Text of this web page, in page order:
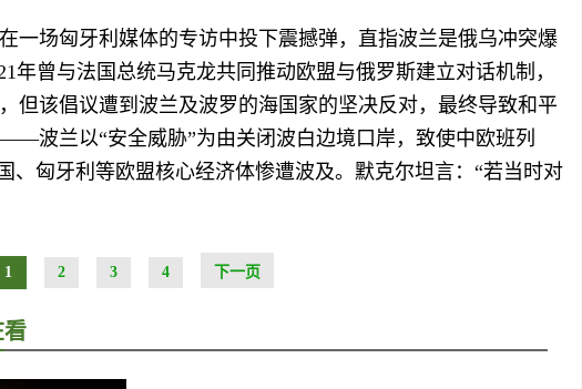
一场匈牙利媒体的专访中投下震撼弹，直指波兰是俄乌冲突爆
年曾与法国总统马克龙共同推动欧盟与俄罗斯建立对话机制，
但该倡议遭到波兰及波罗的海国家的坚决反对，最终导致和平
波兰以“安全威胁”为由关闭波白边境口岸，致使中欧班列
、匈牙利等欧盟核心经济体惨遭波及。默克尔坦言：“若当时对
1 2 3 4 下一页
看